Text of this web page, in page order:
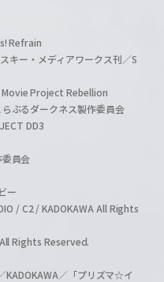
Refrain
ー・メディアワークス刊／S
Project Rebellion
ぶるダークネス製作委員会
DD3
員会
ー
/ C2 / KADOKAWA All Rights
Rights Reserved.
KADOKAWA／「プリズマ☆イ